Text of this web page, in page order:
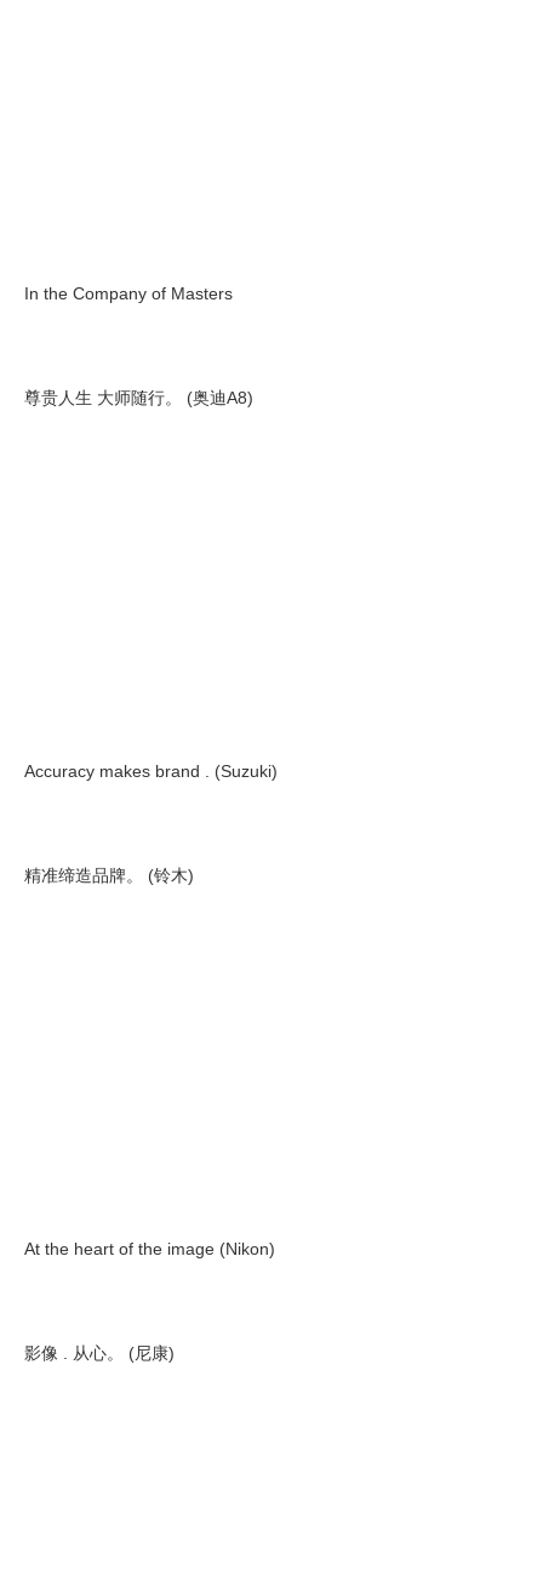
In the Company of Masters
尊贵人生 大师随行。 (奥迪A8)
Accuracy makes brand . (Suzuki)
精准缔造品牌。 (铃木)
At the heart of the image (Nikon)
影像 . 从心。 (尼康)